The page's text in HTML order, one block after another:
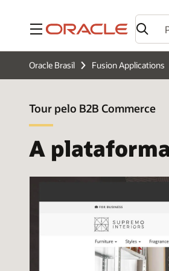
Menu
Oracle Brasil Fusion Applications
Tour pelo B2B Commerce
A